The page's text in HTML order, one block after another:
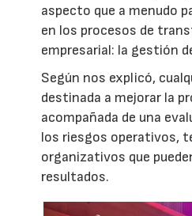
aspecto que a menudo
en los procesos de
empresarial: la gestión
Según nos explicó,
destinada a mejorar la
acompañada de una
los riesgos operativos,
organizativos que
resultados.